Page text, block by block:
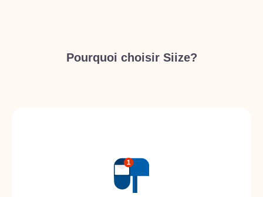
Pourquoi choisir Siize?